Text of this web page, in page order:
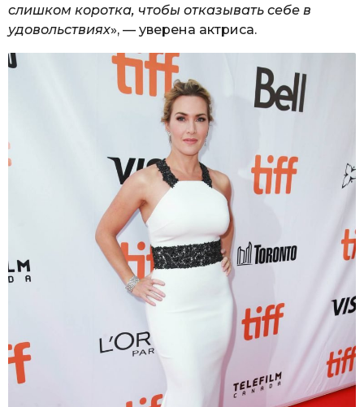
слишком коротка, чтобы отказывать себе в
удовольствиях», — уверена актриса.